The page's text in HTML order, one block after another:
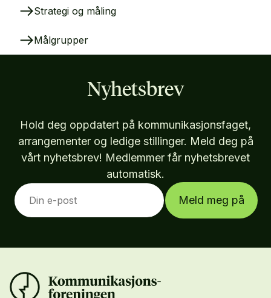
Strategi og måling
Målgrupper
Nyhetsbrev
Hold deg oppdatert på kommunikasjonsfaget,
arrangementer og ledige stillinger. Meld deg på
vårt nyhetsbrev! Medlemmer får nyhetsbrevet
automatisk.
Meld meg på